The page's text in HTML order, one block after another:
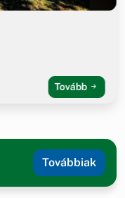
Tovább
Továbbiak